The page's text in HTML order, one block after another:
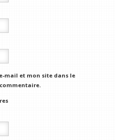
mail et mon site dans le